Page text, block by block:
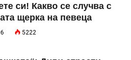
си! Какво се случва с
щерка на певеца
5222